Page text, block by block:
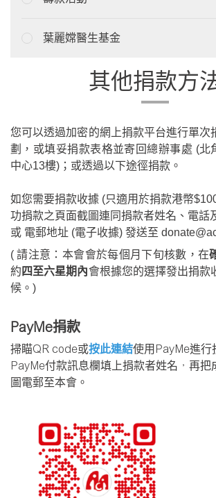
葉麗嫦醫生基金
其他捐款方
您可以透過加密的網上捐款平台進行單次
劃，或填妥捐款表格並寄回總辦事處 (北
中心13樓)；或透過以下途徑捐款。
如您需要捐款收據 (只適用於捐款港幣
功捐款之頁面截圖連同捐款者姓名、電話
或 電郵地址 (電子收據) 發送至
( 請注意：本會會於每個月下旬核數，在
約 四至六星期內會根據您的選擇發出捐款
候。)
PayMe捐款
掃瞄QR code或按此連結使用PayMe進行
PayMe付款訊息欄填上捐款者姓名，再把
圖電郵至本會。